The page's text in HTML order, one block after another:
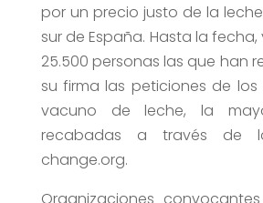
por un precio justo de la
sur de España. Hasta la
25.500 personas las que han
su firma las peticiones de
vacuno de leche, la
recabadas a través de
change.org.